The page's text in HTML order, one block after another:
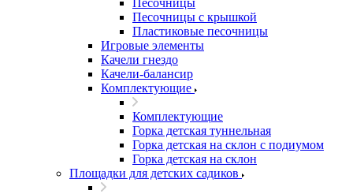
Песочницы
Песочницы с крышкой
Пластиковые песочницы
Игровые элементы
Качели гнездо
Качели-балансир
Комплектующие
Комплектующие
Горка детская туннельная
Горка детская на склон с подиумом
Горка детская на склон
Площадки для детских садиков